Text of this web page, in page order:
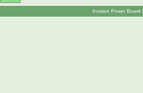
Invision Power